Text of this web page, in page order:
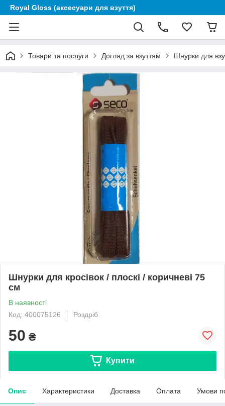
Royal Gloss (аксесуари для взуття)
Товари та послуги Догляд за взуттям Шнурки для
Шнурки для кросівок / плоскі / коричневі 75
см
В наявності
Код: 400075126
Роздріб
50 ₴
Купити
Опис Характеристики Доставка Оплата Умови